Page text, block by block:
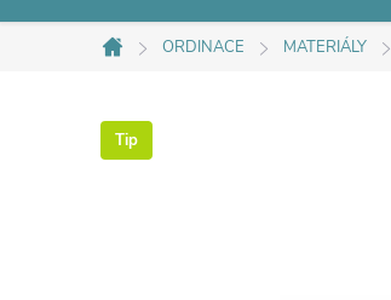
Domů
ORDINACE MATERIÁLY
Tip